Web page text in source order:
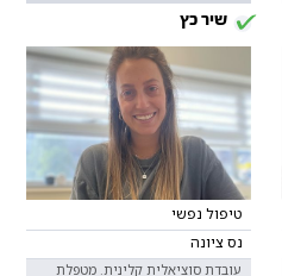
שיר כץ
טיפול נפשי
נס ציונה
עובדת סוציאלית קלינית. מטפלת